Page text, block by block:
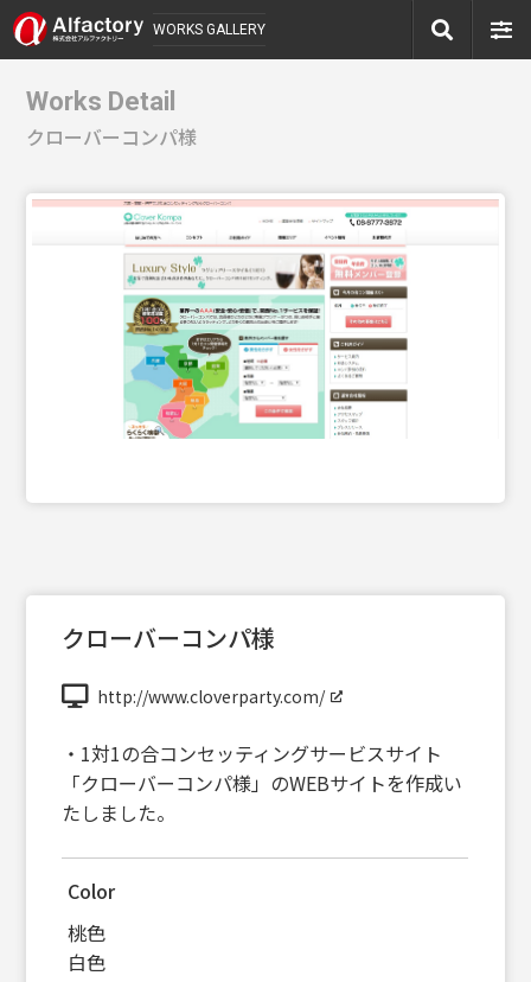
WORKS GALLERY
Works Detail
クローバーコンパ様
クローバーコンパ様
http://www.cloverparty.com/
・1対1の合コンセッティングサービスサイト
「クローバーコンパ様」のWEBサイトを作成い
たしました。
Color
桃色
白色